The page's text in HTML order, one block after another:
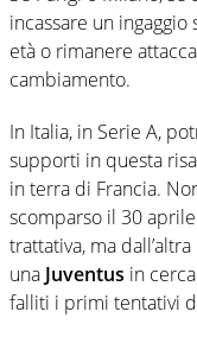
incassare un
età o rimanere
cambiamento.
In Italia, in Serie A,
supporti in questa
in terra di Francia.
scomparso il 30
trattativa, ma
una Juventus in
falliti i primi tentativi